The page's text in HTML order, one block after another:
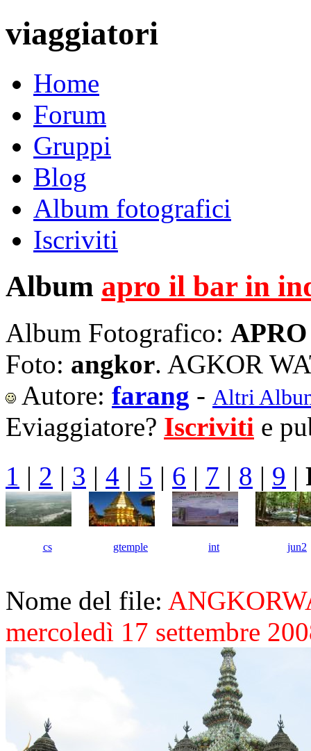
viaggiatori
Home
Forum
Gruppi
Blog
Album fotografici
Iscriviti
Album apro il bar in
Album Fotografico:
Foto: angkor. AGKOR
Autore: farang - Altri
Eviaggiatore? Iscriviti e
1 | 2 | 3 | 4 | 5 | 6 | 7 | 8 | 9 |
cs gtemple int jun2
Nome del file:
mercoledì 17 settembre